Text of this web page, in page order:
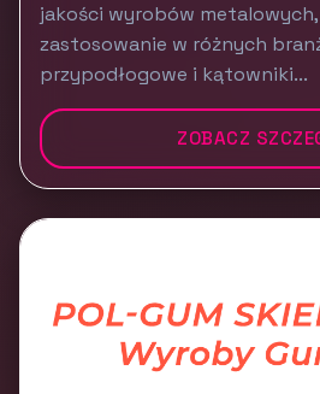
jakości wyrobów
zastosowanie w różnych
przypodłogowe i kątowniki...
ZOBACZ